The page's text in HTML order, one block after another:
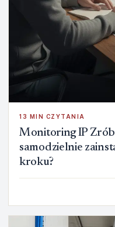
13 MIN CZYTANIA
Monitoring IP Zrób
samodzielnie
kroku?